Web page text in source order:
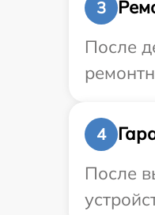
3
После
4
После